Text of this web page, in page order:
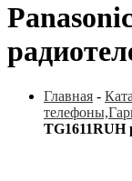
Главная -
TG1611RUH